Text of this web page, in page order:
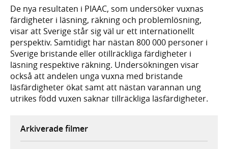
De nya resultaten i PIAAC, som undersöker vuxnas
färdigheter i läsning, räkning och problemlösning,
visar att Sverige står sig väl ur ett internationellt
perspektiv. Samtidigt har nästan 800 000 personer i
Sverige bristande eller otillräckliga färdigheter i
läsning respektive räkning. Undersökningen visar
också att andelen unga vuxna med bristande
läsfärdigheter ökat samt att nästan varannan ung
utrikes född vuxen saknar tillräckliga läsfärdigheter.
Arkiverade filmer